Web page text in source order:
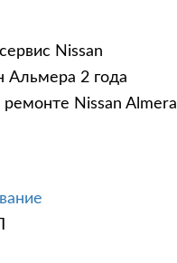
Nissan
Альмера 2 года
ремонте Nissan Almera